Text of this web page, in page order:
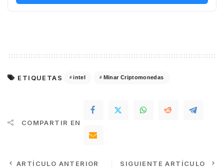
ETIQUETAS intel Minar Criptomonedas
COMPARTIR EN
ARTÍCULO ANTERIOR
SIGUIENTE ARTÍCULO